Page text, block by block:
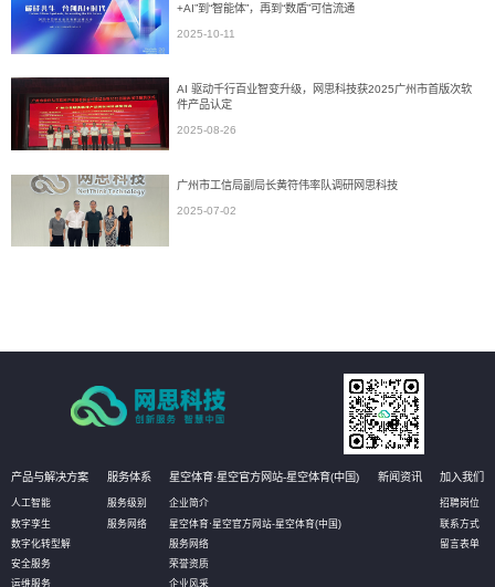
+AI”到“智能体”，再到“数盾”可信流通
2025-10-11
AI 驱动千行百业智变升级，网思科技获2025广州市首版次软
件产品认定
2025-08-26
广州市工信局副局长黄符伟率队调研网思科技
2025-07-02
产品与解决方案
人工智能
数字孪生
数字化转型解
安全服务
运维服务
服务体系
服务级别
服务网络
星空体育·星空官方网站-星空体育(中国)
企业简介
星空体育·星空官方网站-星空体育(中国)
服务网络
荣誉资质
企业风采
新闻资讯 加入我们
招聘岗位
联系方式
留言表单